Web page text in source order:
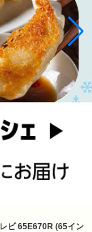
ビ 65E670R (65イン